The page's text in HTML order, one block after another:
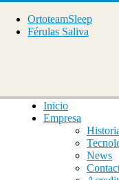
OrtoteamSleep
Férulas Saliva
Inicio
Empresa
News